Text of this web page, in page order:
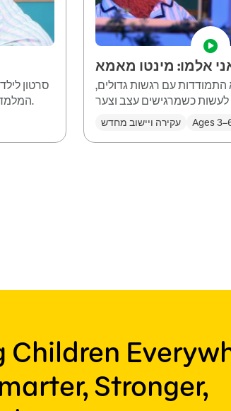
סרטון
המלמד מה אפשר לעשות כשמרגישים עצובים.
אלמו: מינטו מאמא
התמודדות עם רגשות גדולים,
עקירה ויישוב מחדש Ages
Children
Stronger,